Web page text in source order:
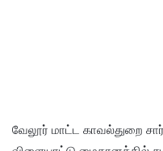
வேலூர் மாட்ட காவல்துறை